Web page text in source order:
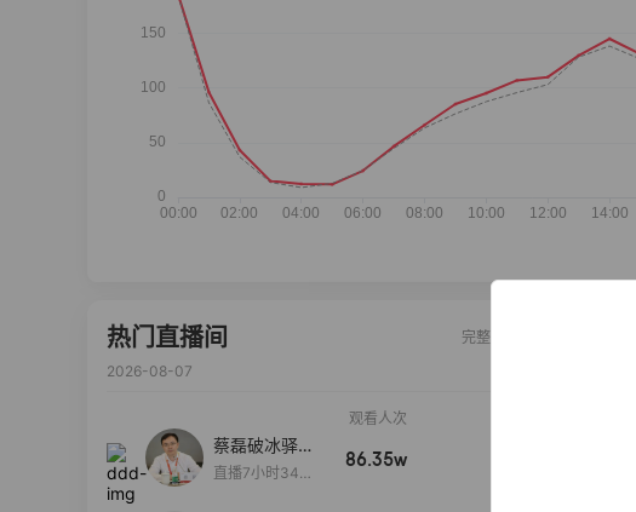
热门直播间
完整榜单
2026-08-07
观看人次
蔡磊破冰驿站
直播间好物分
直播7小时34分
86.35w